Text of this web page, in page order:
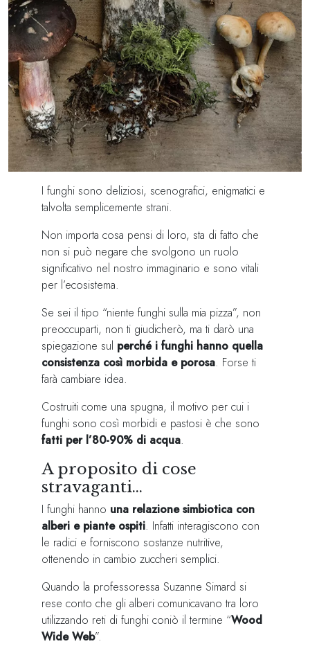
I funghi sono deliziosi, scenografici, enigmatici e
talvolta semplicemente strani.
Non importa cosa pensi di loro, sta di fatto che
non si può negare che svolgono un ruolo
significativo nel nostro immaginario e sono vitali
per l’ecosistema.
Se sei il tipo “niente funghi sulla mia pizza”, non
preoccuparti, non ti giudicherò, ma ti darò una
spiegazione sul perché i funghi hanno quella
consistenza così morbida e porosa. Forse ti
farà cambiare idea.
Costruiti come una spugna, il motivo per cui i
funghi sono così morbidi e pastosi è che sono
fatti per l’80-90% di acqua.
A proposito di cose
stravaganti…
I funghi hanno una relazione simbiotica con
alberi e piante ospiti. Infatti interagiscono con
le radici e forniscono sostanze nutritive,
ottenendo in cambio zuccheri semplici.
Quando la professoressa Suzanne Simard si
rese conto che gli alberi comunicavano tra loro
utilizzando reti di funghi coniò il termine “Wood
Wide Web”.